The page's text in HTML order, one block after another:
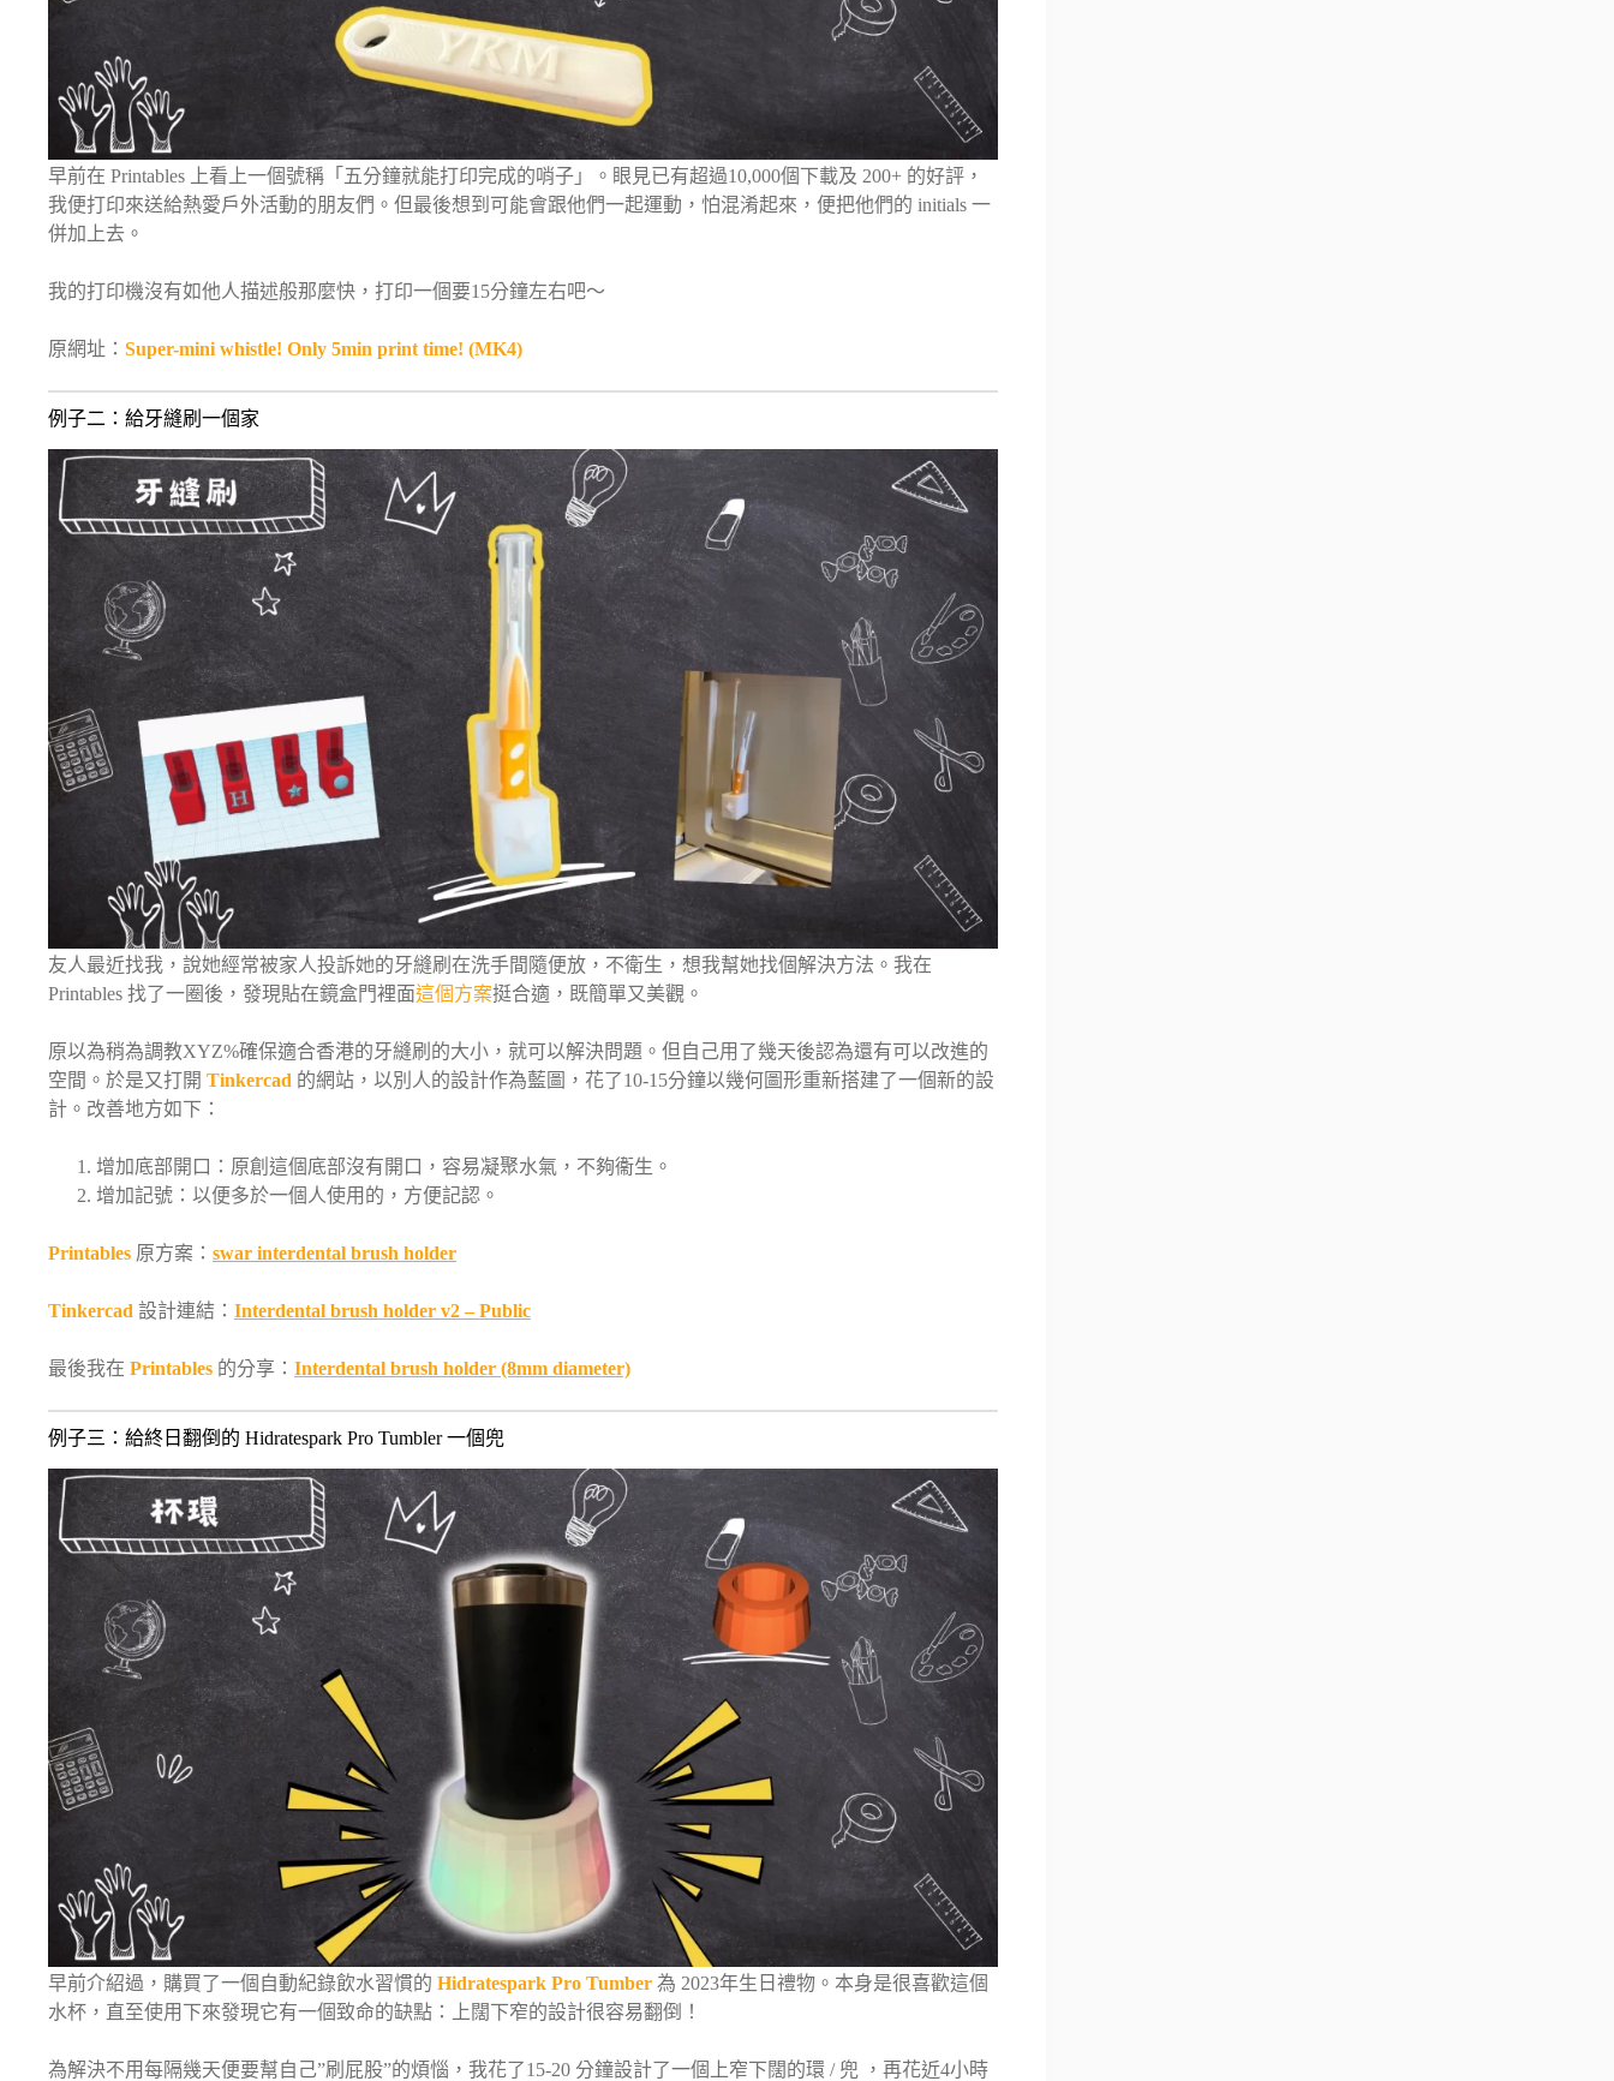
早前在 Printables 上看上一個號稱「五分鐘就能打印完成的哨子」。眼見已有超過10,000個下載及 200+ 的好評，
我便打印來送給熱愛戶外活動的朋友們。但最後想到可能會跟他們一起運動，怕混淆起來，便把他們的 initials 一
併加上去。
我的打印機沒有如他人描述般那麼快，打印一個要15分鐘左右吧～
原網址： Super-mini whistle! Only 5min print time! (MK4)
例子二：給牙縫刷一個家
友人最近找我，說她經常被家人投訴她的牙縫刷在洗手間隨便放，不衛生，想我幫她找個解決方法。我在
Printables 找了一圈後，發現貼在鏡盒門裡面這個方案挺合適，既簡單又美觀。
原以為稍為調教XYZ%確保適合香港的牙縫刷的大小，就可以解決問題。但自己用了幾天後認為還有可以改進的
空間。於是又打開 Tinkercad 的網站，以別人的設計作為藍圖，花了10-15分鐘以幾何圖形重新搭建了一個新的設
計。改善地方如下：
增加底部開口：原創這個底部沒有開口，容易凝聚水氣，不夠衞生。
增加記號：以便多於一個人使用的，方便記認。
Printables 原方案： swar interdental brush holder
Tinkercad 設計連結： Interdental brush holder v2 – Public
最後我在 Printables 的分享： Interdental brush holder (8mm diameter)
例子三：給終日翻倒的 Hidratespark Pro Tumbler 一個兜
早前介紹過，購買了一個自動紀錄飲水習慣的 Hidratespark Pro Tumber 為 2023年生日禮物。本身是很喜歡這個
水杯，直至使用下來發現它有一個致命的缺點：上闊下窄的設計很容易翻倒！
為解決不用每隔幾天便要幫自己”刷屁股”的煩惱，我花了15-20 分鐘設計了一個上窄下闊的環 / 兜 ，再花近4小時